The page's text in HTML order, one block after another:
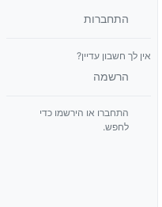
התחברות
אין לך חשבון עדיין?
הרשמה
התחברו או הירשמו כדי
לחפש.